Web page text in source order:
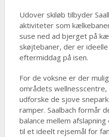
Udover skiløb tilbyder
aktiviteter som
suse ned ad bjerget på
skøjtebaner, der er
eftermiddag på isen.
For de voksne er der
områdets wellnesscentre,
udforske de sjove
ramper. Saalbach formår
balance mellem
til et ideelt rejsemål for